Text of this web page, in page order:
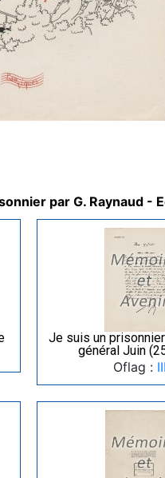
par G. Raynaud -
Je suis un
général Juin
Oflag :